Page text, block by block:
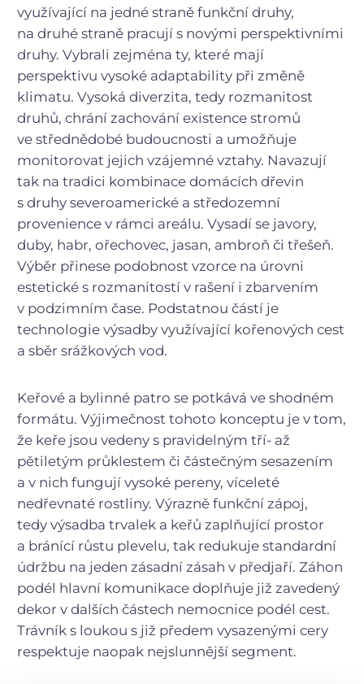
využívající na jedné straně funkční druhy,
na druhé straně pracují s novými perspektivními
druhy. Vybrali zejména ty, které mají
perspektivu vysoké adaptability při změně
klimatu. Vysoká diverzita, tedy rozmanitost
druhů, chrání zachování existence stromů
ve střednědobé budoucnosti a umožňuje
monitorovat jejich vzájemné vztahy. Navazují
tak na tradici kombinace domácích dřevin
s druhy severoamerické a středozemní
provenience v rámci areálu. Vysadí se javory,
duby, habr, ořechovec, jasan, ambroň či třešeň.
Výběr přinese podobnost vzorce na úrovni
estetické s rozmanitostí v rašení i zbarvením
v podzimním čase. Podstatnou částí je
technologie výsadby využívající kořenových cest
a sběr srážkových vod.
Keřové a bylinné patro se potkává ve shodném
formátu. Výjimečnost tohoto konceptu je v tom,
že keře jsou vedeny s pravidelným tří- až
pětiletým průklestem či částečným sesazením
a v nich fungují vysoké pereny, víceleté
nedřevnaté rostliny. Výrazně funkční zápoj,
tedy výsadba trvalek a keřů zaplňující prostor
a bránící růstu plevelu, tak redukuje standardní
údržbu na jeden zásadní zásah v předjaří. Záhon
podél hlavní komunikace doplňuje již zavedený
dekor v dalších částech nemocnice podél cest.
Trávník s loukou s již předem vysazenými cery
respektuje naopak nejslunnější segment.